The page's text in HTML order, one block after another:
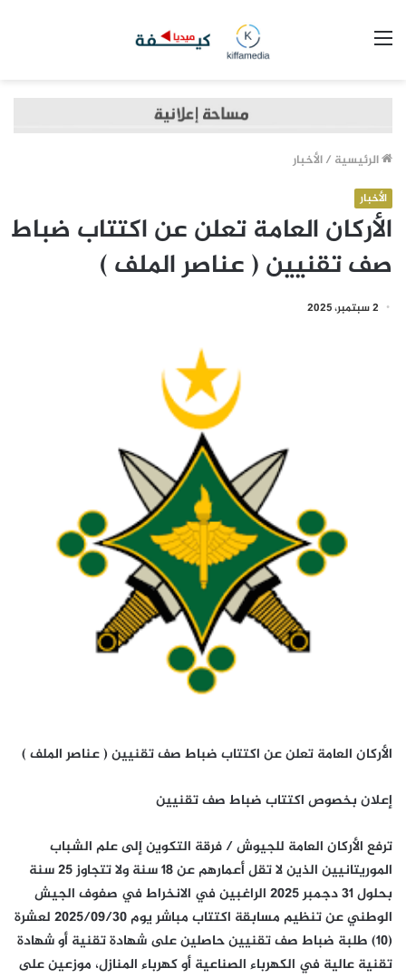
الرئيسية /الأخبار
الأخبار
الأركان العامة تعلن عن اكتتاب ضباط
صف تقنيين ( عناصر الملف )
2 سبتمبر، 2025
الأركان العامة تعلن عن اكتتاب ضباط صف تقنيين ( عناصر الملف )
إعلان بخصوص اكتتاب ضباط صف تقنيين
ترفع الأركان العامة للجيوش / فرقة التكوين إلى علم الشباب
الموريتانيين الذين لا تقل أعمارهم عن 18 سنة ولا تتجاوز 25 سنة
بحلول 31 دجمبر 2025 الراغبين في الانخراط في صفوف الجيش
الوطني عن تنظيم مسابقة اكتتاب مباشر يوم 2025/09/30 لعشرة
(10) طلبة ضباط صف تقنيين حاصلين على شهادة تقنية أو شهادة
تقنية عالية في الكهرباء الصناعية أو كهرباء المنازل، موزعين على